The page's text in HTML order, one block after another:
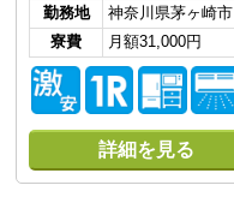
勤務地
神奈川県茅ヶ崎市
寮費
月額31,000円
詳細を見る